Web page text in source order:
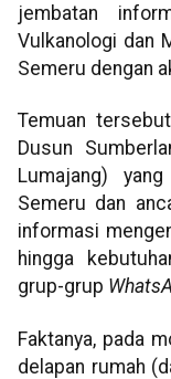
jembatan
Vulkanologi dan
Semeru dengan
Temuan
Dusun
Lumajang)
Semeru dan
informasi
hingga
grup-grup
Faktanya, pada
delapan rumah